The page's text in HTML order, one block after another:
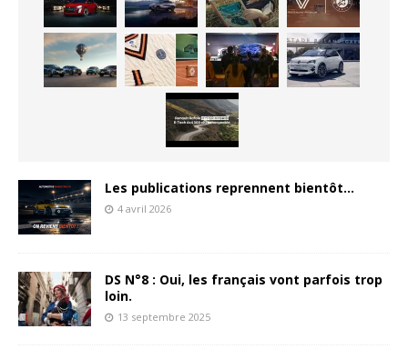
Les publications reprennent bientôt…
4 avril 2026
DS N°8 : Oui, les français vont parfois trop
loin.
13 septembre 2025